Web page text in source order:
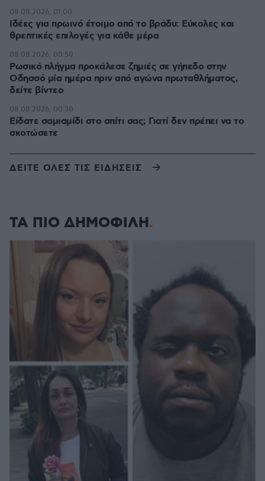
Ιδέες για πρωινό έτοιμο από το βράδυ: Εύκολες και
θρεπτικές επιλογές για κάθε μέρα
08.08.2026, 01:00
Ρωσικό πλήγμα προκάλεσε ζημιές σε γήπεδο στην
Οδησσό μία ημέρα πριν από αγώνα πρωταθλήματος,
δείτε βίντεο
08.08.2026, 00:50
Είδατε σαμιαμίδι στο σπίτι σας; Γιατί δεν πρέπει να το
σκοτώσετε
08.08.2026, 00:30
ΔΕΙΤΕ ΟΛΕΣ ΤΙΣ ΕΙΔΗΣΕΙΣ
ΤΑ ΠΙΟ ΔΗΜΟΦΙΛΗ